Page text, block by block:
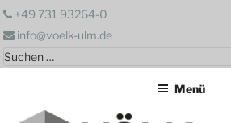
Zum
springen
+49 731 93264-0
info@voelk-ulm.de
Suchen
nach:
Menü